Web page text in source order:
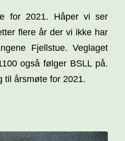
for 2021. Håper vi ser
flere år der vi ikke har
Fjellstue. Veglaget
også følger BSLL på.
til årsmøte for 2021.